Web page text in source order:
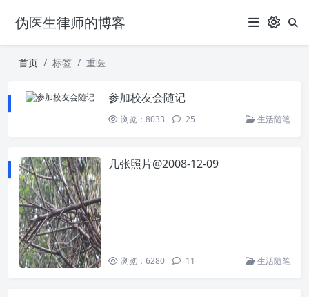
伪医生律师的博客
首页 标签 重医
参加校友会随记
浏览：8033 25 生活随笔
几张照片@2008-12-09
浏览：6280 11 生活随笔